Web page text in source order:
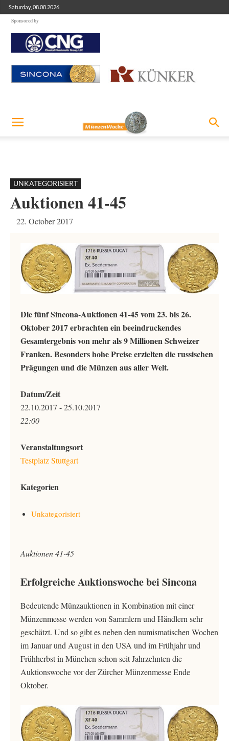
Saturday, 08.08.2026
Sponsored by
UNKATEGORISIERT
Auktionen 41-45
22. October 2017
Die fünf Sincona-Auktionen 41-45 vom 23. bis 26.
Oktober 2017 erbrachten ein beeindruckendes
Gesamtergebnis von mehr als 9 Millionen Schweizer
Franken. Besonders hohe Preise erzielten die russischen
Prägungen und die Münzen aus aller Welt.
Datum/Zeit
22.10.2017 - 25.10.2017
22:00
Veranstaltungsort
Testplatz Stuttgart
Kategorien
Unkategorisiert
Auktionen 41-45
Erfolgreiche Auktionswoche bei Sincona
Bedeutende Münzauktionen in Kombination mit einer
Münzenmesse werden von Sammlern und Händlern sehr
geschätzt. Und so gibt es neben den numismatischen Wochen
im Januar und August in den USA und im Frühjahr und
Frühherbst in München schon seit Jahrzehnten die
Auktionswoche vor der Zürcher Münzenmesse Ende
Oktober.